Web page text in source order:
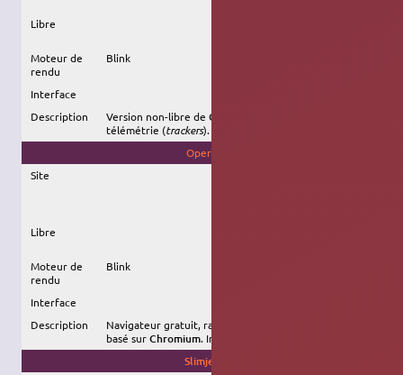
Libre
Moteur de
rendu
Blink
Interface
Description
Version non-libre deChromium
télémétrie (trackers).
Opera
Site
Libre
Moteur de
rendu
Blink
Interface
Description
Navigateur gratuit, rapide extensible et sécurisé,
basé surChromium. Intègre un client
Slimjet